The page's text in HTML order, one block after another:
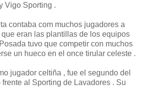
Vigo Sporting .
contaba com muchos jugadores a
eran las plantillas de los equipos
tuvo que competir con muchos
un hueco en el once tirular celeste .
jugador celtiña , fue el segundo del
al Sporting de Lavadores . Su